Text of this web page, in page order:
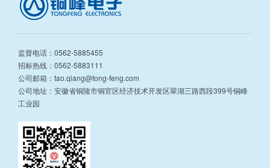
监督电话：0562-5885455
招标热线：0562-5883111
公司邮箱：tao.qiang@tong-feng.com
公司地址：安徽省铜陵市铜官区经济技术开发区翠湖三路西段399号铜峰
工业园